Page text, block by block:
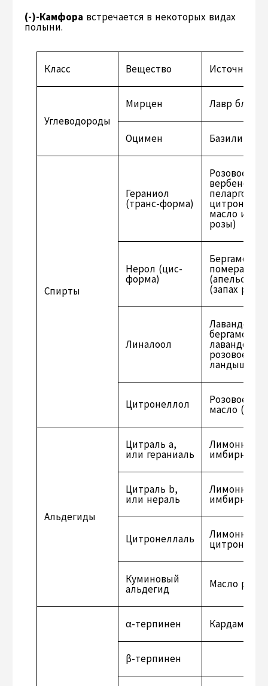
(-)-Камфора встречается в некоторых видах
полыни.
Класс Вещество Источник
Углеводороды
Мирцен Лавр
Оцимен Базилик
Спирты
Гераниол
(транс-форма)
Розовое,
масло
розы)
Нерол (цис-
форма)
(запах
Линалоол
розовое
ландыша).
Цитронеллол Розовое
масло
Альдегиды
Цитраль a,
или гераниаль
Лимонное,
имбирное
Цитраль b,
или нераль
Лимонное,
имбирное
Цитронеллаль Лимонное,
Куминовый
альдегид Масло
α-терпинен Кардамон,
β-терпинен